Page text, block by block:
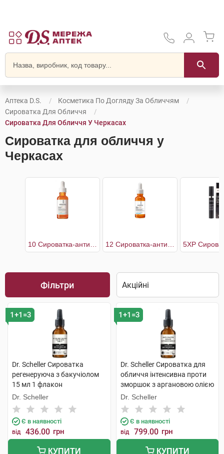
Аптека D.S.
Косметика По Догляду За Обличчям
Сироватка Для Обличчя
Сироватка Для Обличчя У Черкасах
Сироватка для обличчя у
Черкасах
Фільтри
1+1=3
Dr. Scheller Сироватка
регенеруюча з бакучіолом
15 мл 1 флакон
Dr. Scheller
Є в наявності
від 436.00 грн
КУПИТИ
1+1=3
Dr. Scheller Сироватка для
обличчя інтенсивна проти
зморшок з аргановою олією
30 мл 1 флакон
Dr. Scheller
Є в наявності
від 799.00 грн
КУПИТИ